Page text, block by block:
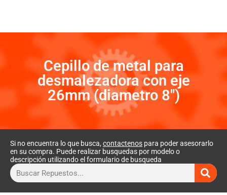
Cepillo de metal para
desmalezadora con eje
26mm (diametro 8″)
Si no encuentra lo que busca, contactenos para poder asesorarlo
en su compra. Puede realizar busquedas por modelo o
descripción utilizando el formulario de busqueda